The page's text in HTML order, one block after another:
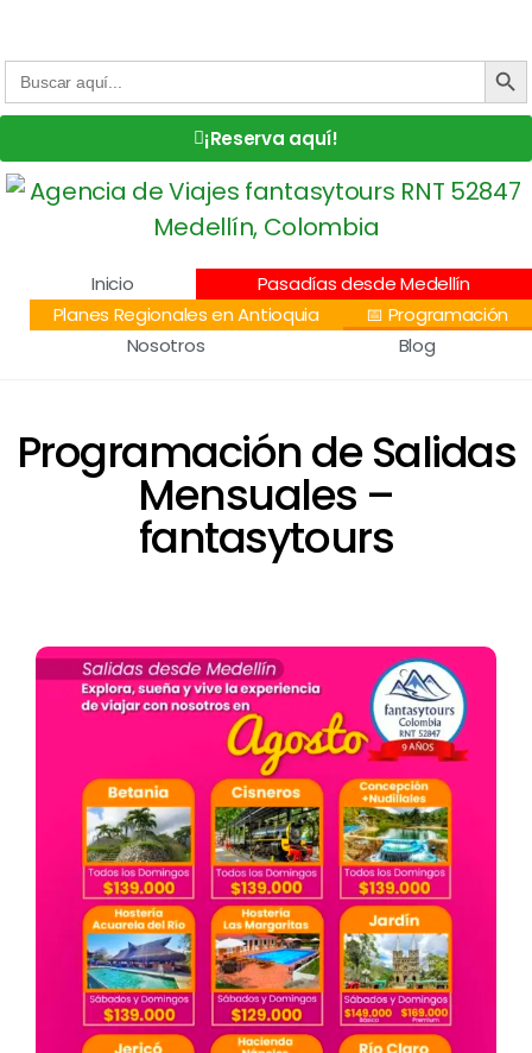
Buscar: BOTÓN
¡Reserva aquí!
Inicio
Pasadías desde Medellín
Planes Regionales en Antioquia
📅 Programación
Nosotros
Blog
Programación de Salidas
Mensuales –
fantasytours